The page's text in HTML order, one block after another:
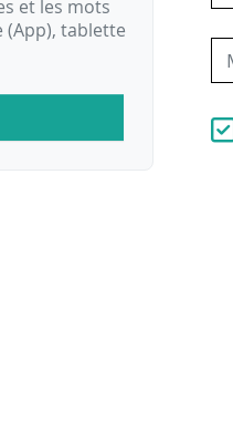
et les mots
(App), tablette